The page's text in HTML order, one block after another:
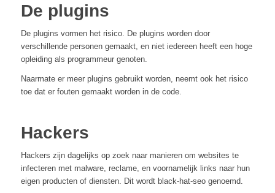
De plugins
De plugins vormen het risico. De plugins worden door
verschillende personen gemaakt, en niet iedereen heeft een hoge
opleiding als programmeur genoten.
Naarmate er meer plugins gebruikt worden, neemt ook het risico
toe dat er fouten gemaakt worden in de code.
Hackers
Hackers zijn dagelijks op zoek naar manieren om websites te
infecteren met malware, reclame, en voornamelijk links naar hun
eigen producten of diensten. Dit wordt black-hat-seo genoemd.